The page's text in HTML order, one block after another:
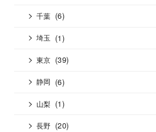
千葉 (6)
埼玉 (1)
東京 (39)
静岡 (6)
山梨 (1)
長野 (20)